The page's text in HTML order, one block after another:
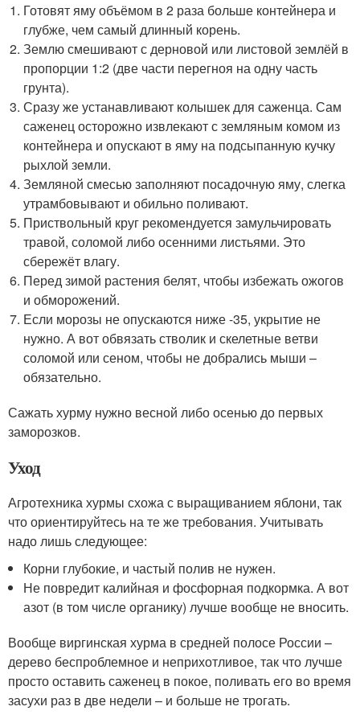
Готовят яму объёмом в 2 раза больше контейнера и
глубже, чем самый длинный корень.
Землю смешивают с дерновой или листовой землёй в
пропорции 1:2 (две части перегноя на одну часть
грунта).
Сразу же устанавливают колышек для саженца. Сам
саженец осторожно извлекают с земляным комом из
контейнера и опускают в яму на подсыпанную кучку
рыхлой земли.
Земляной смесью заполняют посадочную яму, слегка
утрамбовывают и обильно поливают.
Приствольный круг рекомендуется замульчировать
травой, соломой либо осенними листьями. Это
сбережёт влагу.
Перед зимой растения белят, чтобы избежать ожогов
и обморожений.
Если морозы не опускаются ниже -35, укрытие не
нужно. А вот обвязать стволик и скелетные ветви
соломой или сеном, чтобы не добрались мыши –
обязательно.
Сажать хурму нужно весной либо осенью до первых
заморозков.
Уход
Агротехника хурмы схожа с выращиванием яблони, так
что ориентируйтесь на те же требования. Учитывать
надо лишь следующее:
Корни глубокие, и частый полив не нужен.
Не повредит калийная и фосфорная подкормка. А вот
азот (в том числе органику) лучше вообще не вносить.
Вообще виргинская хурма в средней полосе России –
дерево беспроблемное и неприхотливое, так что лучше
просто оставить саженец в покое, поливать его во время
засухи раз в две недели – и больше не трогать.